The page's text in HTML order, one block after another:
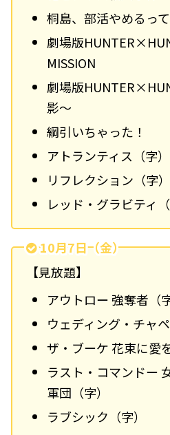
桐島、部活やめるっ
劇場版
MISSION
劇場版
影～
綱引いちゃった！
アトランティス（字）
リフレクション（字）
レッド・グラビティ（
10月7日（金）
【見放題】
アウトロー 強奪者（字
ウェディング・チャペ
ザ・ブーケ 花束に愛
ラスト・コマンドー
軍団（字）
ラブシック（字）